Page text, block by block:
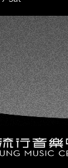
邵大倫、曹